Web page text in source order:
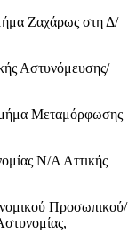
Ζαχάρως στη Δ/
Αστυνόμευσης/
Μεταμόρφωσης
Ν/Α Αττικής
Προσωπικού/